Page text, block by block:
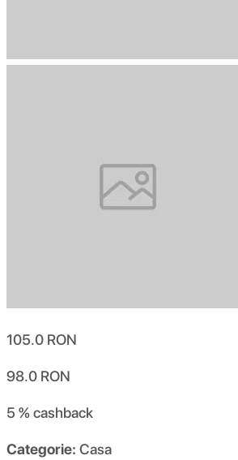
105.0 RON
98.0 RON
5 %cashback
Categorie: Casa